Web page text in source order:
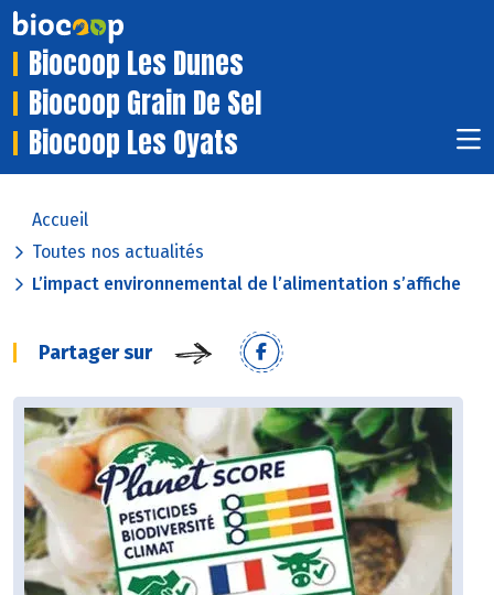
Biocoop Les Dunes
Biocoop Grain De Sel
Biocoop Les Oyats
Accueil
Toutes nos actualités
L’impact environnemental de l’alimentation s’affiche
Partager sur